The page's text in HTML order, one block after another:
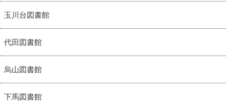
玉川台図書館
代田図書館
烏山図書館
下馬図書館